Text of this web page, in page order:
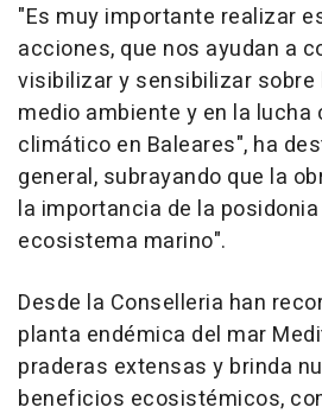
"Es muy importante realizar
acciones, que nos ayudan a
visibilizar y sensibilizar sobre
medio ambiente y en la
climático en Baleares", ha
general, subrayando que la
la importancia de la
ecosistema marino".
Desde la Conselleria han
planta endémica del mar
praderas extensas y brinda
beneficios ecosistémicos,